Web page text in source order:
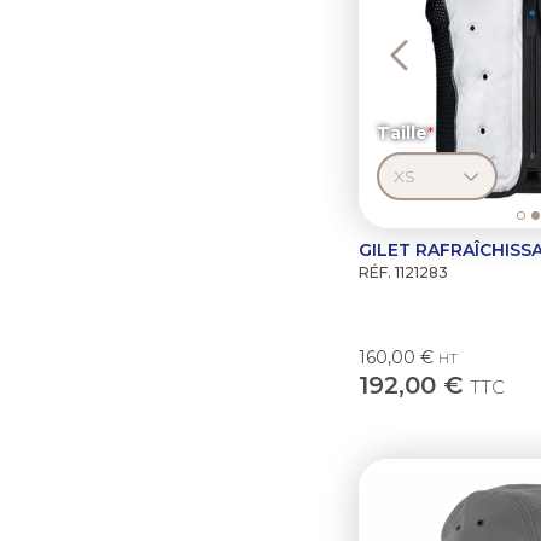
Taille
GILET
RÉF. 1121283
160,00 € HT
192,00 € TTC